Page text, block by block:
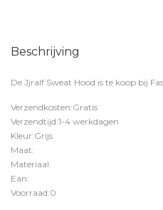
Beschrijving
De Jjralf Sweat Hood is te koop bij
Verzendkosten:Gratis
Verzendtijd:1-4 werkdagen
Kleur:Grijs
Maat:
Materiaal:
Ean:
Voorraad:0